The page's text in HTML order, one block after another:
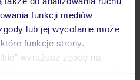
funkcji mediów
lub jej wycofanie może
funkcje strony.
wyrażasz zgodę na